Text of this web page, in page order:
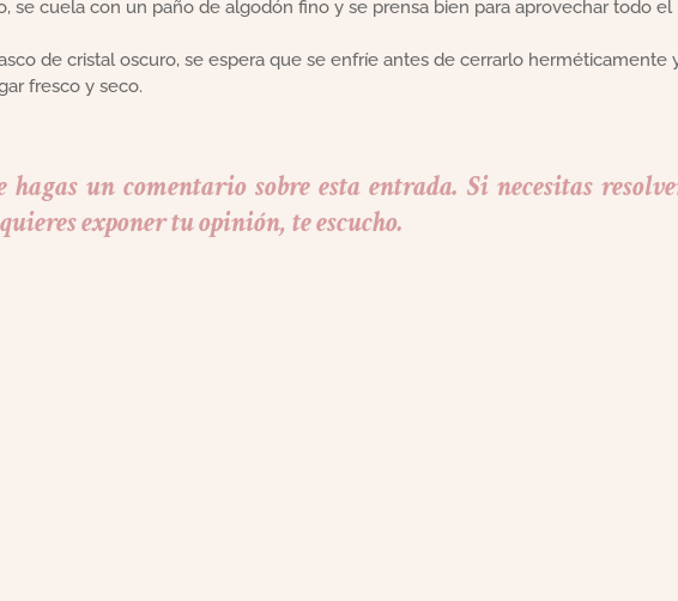
se cuela con un paño de algodón fino y se prensa bien para aprovechar todo el
de cristal oscuro, se espera que se enfríe antes de cerrarlo herméticamente
fresco y seco.
hagas un comentario sobre esta entrada. Si necesitas
exponer tu opinión, te escucho.